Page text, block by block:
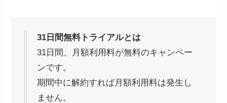
31日間無料トライアルとは
31日間、月額利用料が無料のキャンペー
ンです。
期間中に解約すれば月額利用料は発生し
ません。